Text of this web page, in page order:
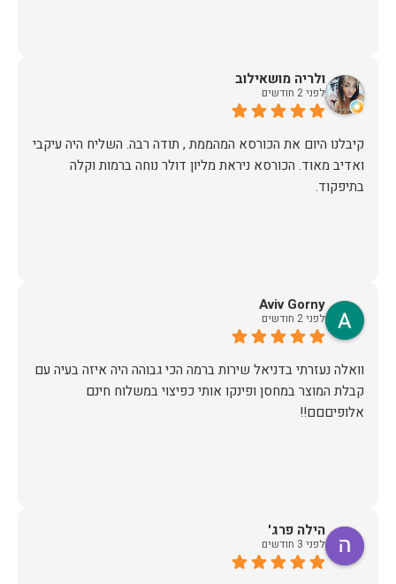
ולריה מושאילוב
לפני 2 חודשים
קיבלנו היום את הכורסא המהממת , תודה רבה. השליח היה עיקבי
ואדיב מאוד. הכורסא ניראת מליון דולר נוחה ברמות וקלה
בתיפקוד.
Aviv Gorny
לפני 2 חודשים
וואלה נעזרתי בדניאל שירות ברמה הכי גבוהה היה איזה בעיה עם
קבלת המוצר במחסן ופינקו אותי כפיצוי במשלוח חינם
אלופיםםם!!
הילה פרג'
לפני 3 חודשים